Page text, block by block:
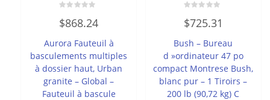
0
sur
$868.24
Aurora Fauteuil à
basculements multiples
à dossier haut, Urban
granite – Global –
Fauteuil à bascule
0
sur
$725.31
Bush – Bureau
d »ordinateur 47 po
compact Montrese Bush,
blanc pur – 1 Tiroirs –
200 lb (90,72 kg) C